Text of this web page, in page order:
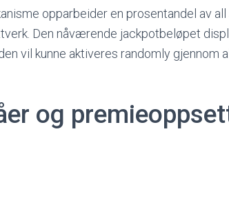
opparbeider en prosentandel av
Den nåværende jackpotbeløpet
vil kunne aktiveres randomly gjennom
og